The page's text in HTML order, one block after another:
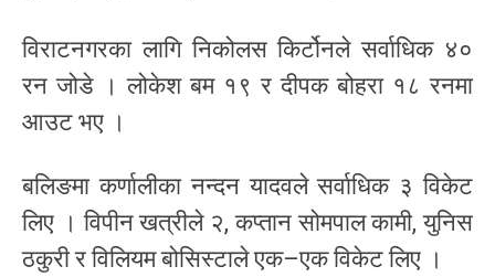
विराटनगरका लागि निकोलस किर्टोनले सर्वाधिक ४०
रन जोडे । लोकेश बम १९ र दीपक बोहरा १८ रनमा
आउट भए ।
बलिङमा कर्णालीका नन्दन यादवले सर्वाधिक ३ विकेट
लिए । विपीन खत्रीले २, कप्तान सोमपाल कामी, युनिस
ठकुरी र विलियम बोसिस्टाले एक–एक विकेट लिए ।